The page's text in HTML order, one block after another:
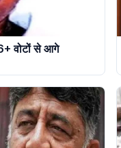
वोटों से आगे